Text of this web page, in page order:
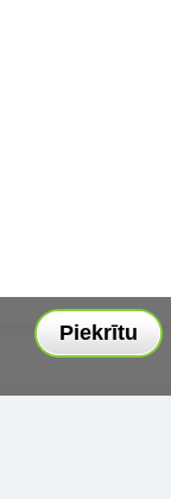
Piekrītu